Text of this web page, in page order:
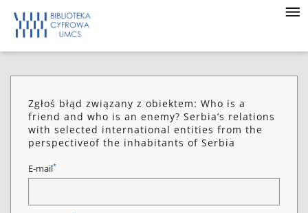
Zgłoś błąd związany z obiektem: Who is a
friend and who is an enemy? Serbia’s relations
with selected international entities from the
perspectiveof the inhabitants of Serbia
E-mail*